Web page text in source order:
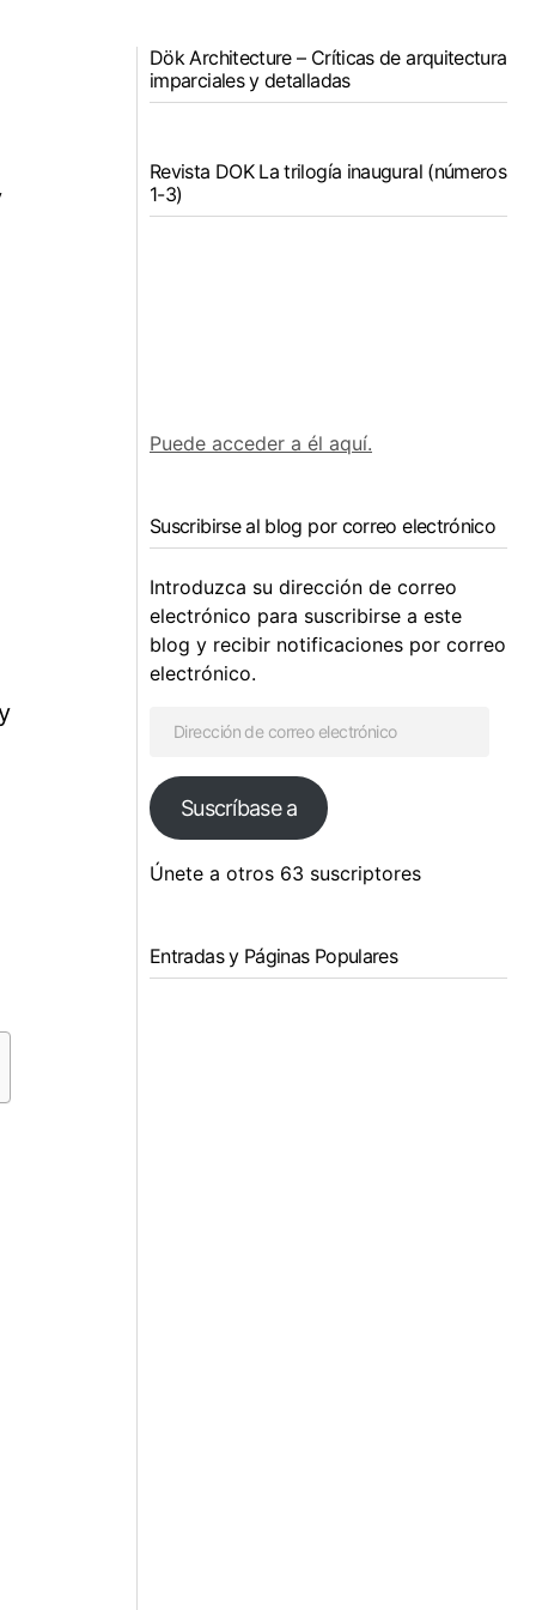
Dök Architecture – Críticas de arquitectura
imparciales y detalladas
Revista DOK La trilogía inaugural (números
1-3)
Puede acceder a él aquí.
Suscribirse al blog por correo electrónico
Introduzca su dirección de correo
electrónico para suscribirse a este
blog y recibir notificaciones por correo
electrónico.
Suscríbase a
Únete a otros 63 suscriptores
Entradas y Páginas Populares